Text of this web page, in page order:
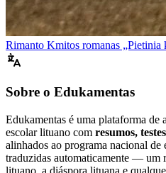
Rimanto Kmitos romanas „Pietinia
Sobre o Edukamentas
Edukamentas é uma plataforma de
escolar lituano com resumos,
alinhados ao programa nacional de
traduzidas automaticamente — um